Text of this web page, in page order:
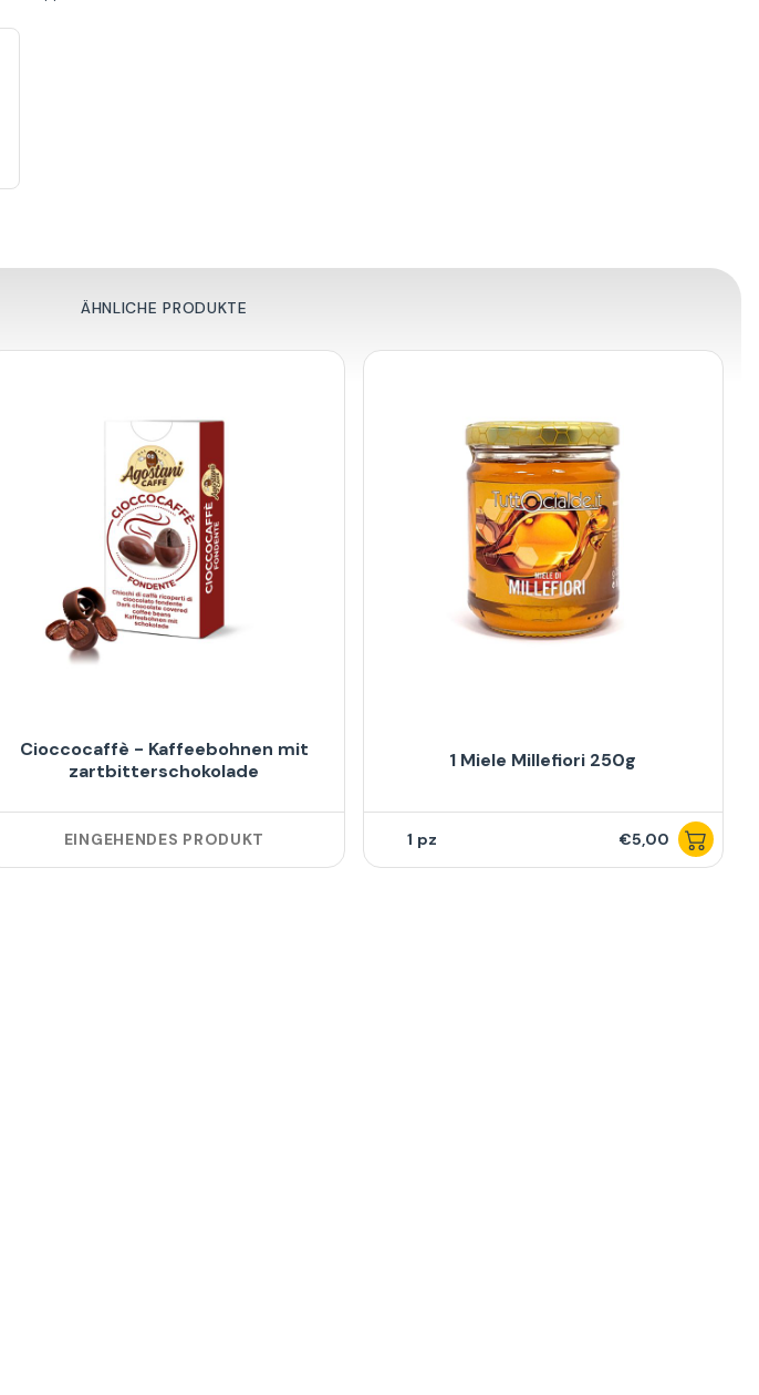
ÄHNLICHE PRODUKTE
Cioccocaffè - Kaffeebohnen mit
zartbitterschokolade
EINGEHENDES PRODUKT
1 Miele Millefiori 250g
1 €5,00